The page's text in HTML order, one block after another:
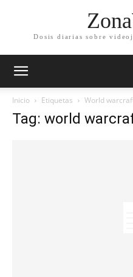
Dosis diarias sobre
Inicio Etiquetas World
Tag: world